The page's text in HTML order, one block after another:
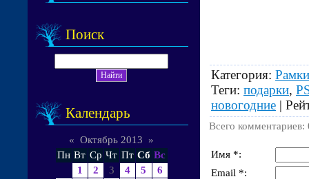
Поиск
Календарь
« Октябрь 2013
»
Пн Вт Ср Чт Пт Сб Вс
1
2 3 4 5
6
Категория:
Теги: подарки,
новогодние |
Всего комментариев:
Имя *:
Email *: